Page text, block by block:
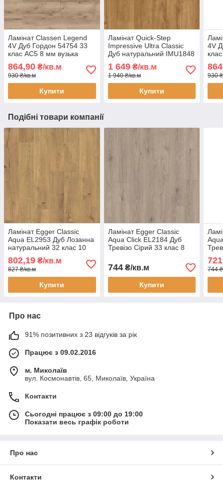
Ламінат Classen Legend
4V Дуб Гордон 54754 33
клас AC5 8 мм вузька
синхронною структурою
864,90 ₴/кв.м
930 ₴/кв.м
Купити
Ламінат Quick-Step
Impressive Ultra Classic
Дуб натуральний IMU1848
водостійкий для ванної
кухні з фаскою
1 649₴/кв.м
1 940 ₴/кв.м
Купити
4V
з
930
Подібні товари компанії
Ламінат Egger Classic
Aqua EL2953 Дуб Лозанна
натуральний 32 клас 10
мм — захист від вологи 24
години, фаска 4V
802,19 ₴/кв.м
827 ₴/кв.м
Купити
Ламінат Egger Classic
Aqua Click EL2184 Дуб
Тревізо Сірий 33 клас 8
ламінат 24 години, фаска
4V
744₴/кв.м
Купити
744
Про нас
91% позитивних з 23 відгуків за рік
Працює з 09.02.2016
м. Миколаїв
вул. Космонавтів, 65, Миколаїв, Україна
Контакти
Сьогодні працює з 09:00 до 19:00
Показати весь графік роботи
Про нас
Контакти